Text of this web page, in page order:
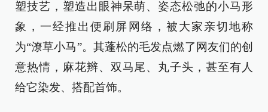
塑技艺，塑造出眼神呆萌、姿态松弛的小马形
象，一经推出便刷屏网络，被大家亲切地称
为“潦草小马”。其蓬松的毛发点燃了网友们的创
意热情，麻花辫、双马尾、丸子头，甚至有人
给它染发、搭配首饰。